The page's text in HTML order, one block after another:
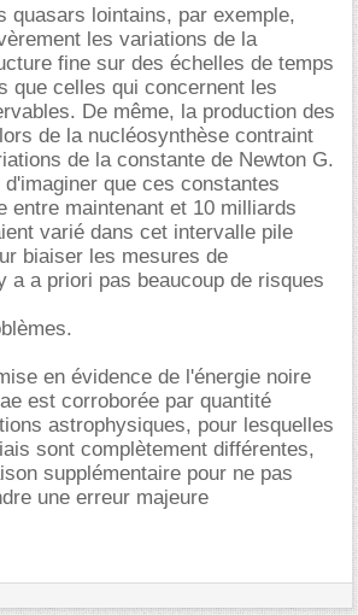
quasars lointains, par exemple,
les variations de la
fine sur des échelles de temps
que celles qui concernent les
De même, la production des
de la nucléosynthèse contraint
de la constante de Newton G.
que ces constantes
entre maintenant et 10 milliards
varié dans cet intervalle pile
biaiser les mesures de
a a priori pas beaucoup de risques
en évidence de l'énergie noire
est corroborée par quantité
astrophysiques, pour lesquelles
sont complètement différentes,
supplémentaire pour ne pas
une erreur majeure